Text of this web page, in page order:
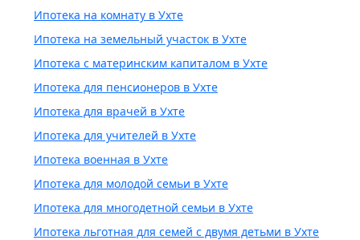
Ипотека на комнату в Ухте
Ипотека на земельный участок в Ухте
Ипотека с материнским капиталом в Ухте
Ипотека для пенсионеров в Ухте
Ипотека для врачей в Ухте
Ипотека для учителей в Ухте
Ипотека военная в Ухте
Ипотека для молодой семьи в Ухте
Ипотека для многодетной семьи в Ухте
Ипотека льготная для семей с двумя детьми в Ухте